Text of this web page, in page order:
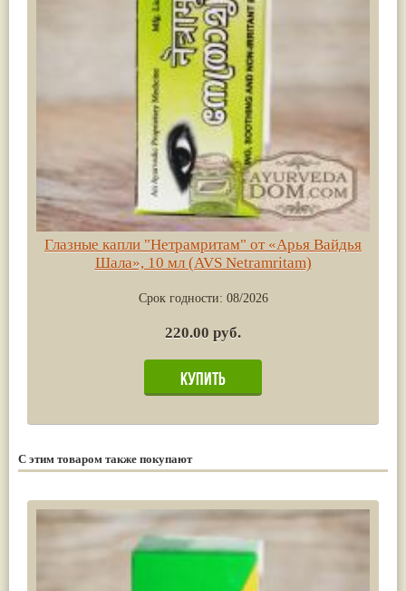
Глазные капли "Нетрамритам" от «Арья Вайдья
Шала», 10 мл (AVS Netramritam)
Срок годности: 08/2026
220.00 руб.
С этим товаром также покупают